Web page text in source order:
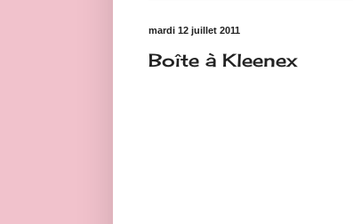
mardi 12 juillet 2011
Boîte à Kleenex